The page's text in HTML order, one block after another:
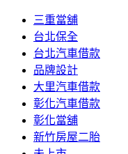
三重當舖
台北保全
台北汽車借款
品牌設計
大里汽車借款
彰化汽車借款
彰化當舖
新竹房屋二胎